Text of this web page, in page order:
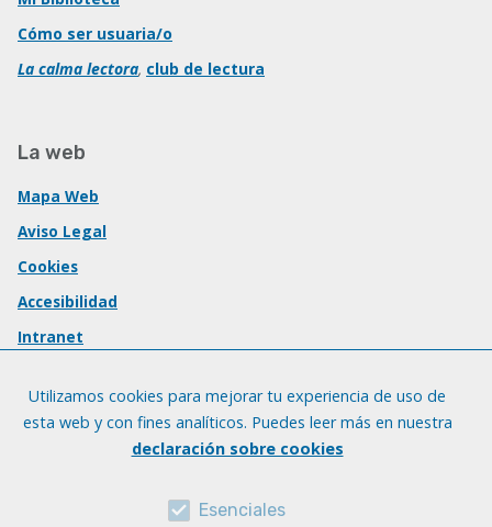
Cómo ser usuaria/o
La calma lectora, club de lectura
La web
Mapa Web
Aviso Legal
Cookies
Accesibilidad
Intranet
Utilizamos cookies para mejorar tu experiencia de uso de
esta web y con fines analíticos. Puedes leer más en nuestra
declaración sobre cookies
Esenciales